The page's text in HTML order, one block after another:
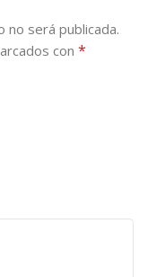
no será publicada.
con *